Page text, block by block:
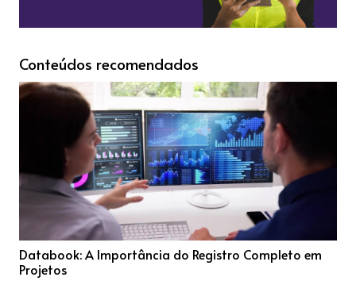
Conteúdos recomendados
Guia Prático para Anotações de Responsabilidade
Técnica em Projetos